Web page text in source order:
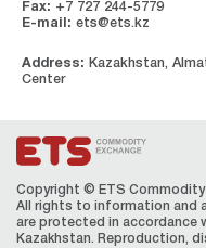
Fax: +7 727 244-5779
E-mail: ets@ets.kz
Address: Kazakhstan,
Center
Copyright © ETS Сommodity
All rights to information and
are protected in accordance
Kazakhstan. Reproduction,